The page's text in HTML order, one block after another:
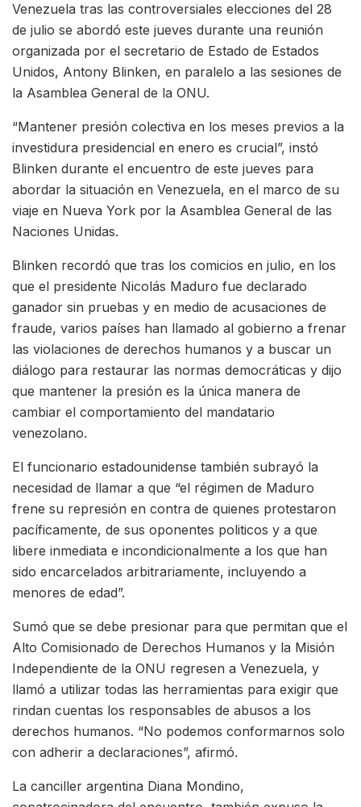
Venezuela tras las controversiales elecciones del 28
de julio se abordó este jueves durante una reunión
organizada por el secretario de Estado de Estados
Unidos, Antony Blinken, en paralelo a las sesiones de
la Asamblea General de la ONU.
“Mantener presión colectiva en los meses previos a la
investidura presidencial en enero es crucial”, instó
Blinken durante el encuentro de este jueves para
abordar la situación en Venezuela, en el marco de su
viaje en Nueva York por la Asamblea General de las
Naciones Unidas.
Blinken recordó que tras los comicios en julio, en los
que el presidente Nicolás Maduro fue declarado
ganador sin pruebas y en medio de acusaciones de
fraude, varios países han llamado al gobierno a frenar
las violaciones de derechos humanos y a buscar un
diálogo para restaurar las normas democráticas y dijo
que mantener la presión es la única manera de
cambiar el comportamiento del mandatario
venezolano.
El funcionario estadounidense también subrayó la
necesidad de llamar a que “el régimen de Maduro
frene su represión en contra de quienes protestaron
pacíficamente, de sus oponentes politicos y a que
libere inmediata e incondicionalmente a los que han
sido encarcelados arbitrariamente, incluyendo a
menores de edad”.
Sumó que se debe presionar para que permitan que el
Alto Comisionado de Derechos Humanos y la Misión
Independiente de la ONU regresen a Venezuela, y
llamó a utilizar todas las herramientas para exigir que
rindan cuentas los responsables de abusos a los
derechos humanos. “No podemos conformarnos solo
con adherir a declaraciones”, afirmó.
La canciller argentina Diana Mondino,